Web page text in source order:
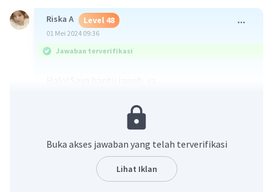
Riska A Level 48
01 Mei 2024 09:36
Jawaban terverifikasi
Buka akses jawaban yang telah terverifikasi
Lihat Iklan